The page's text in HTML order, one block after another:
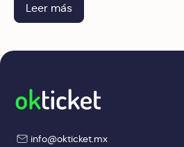
Leer más
info@okticket.mx